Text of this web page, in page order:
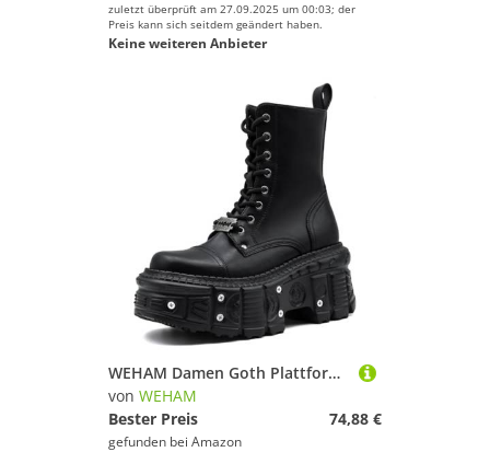
zuletzt überprüft am 27.09.2025 um 00:03; der
Preis kann sich seitdem geändert haben.
Keine weiteren Anbieter
WEHAM Damen Goth Plattform Combat Stiefel mit Nietenbuckel, klobigem Blockabsatz, Knöchel-Stiefeletten, wasserdicht, Motorrad-Stiefel,Schwarz,41
von WEHAM
Bester Preis
74,88 €
gefunden bei Amazon